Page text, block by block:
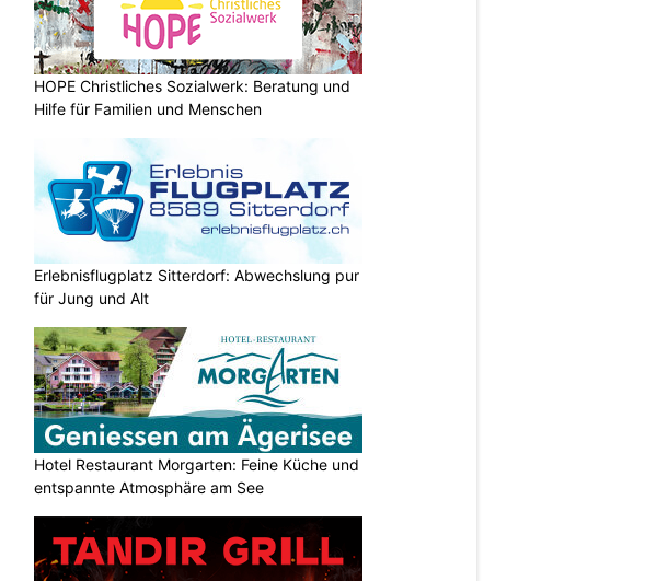
HOPE Christliches Sozialwerk: Beratung und
Hilfe für Familien und Menschen
Erlebnisflugplatz Sitterdorf: Abwechslung pur
für Jung und Alt
Hotel Restaurant Morgarten: Feine Küche und
entspannte Atmosphäre am See